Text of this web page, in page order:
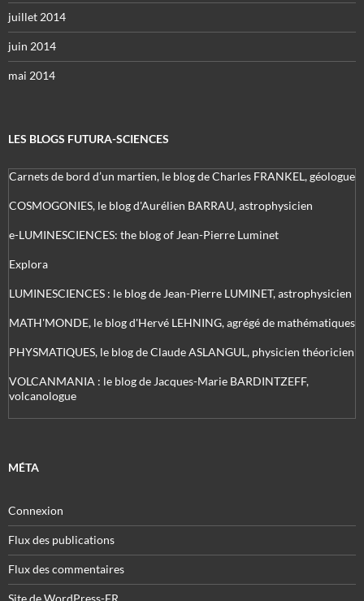
juillet 2014
juin 2014
mai 2014
LES BLOGS FUTURA-SCIENCES
Carnets de bord d’un martien, le blog de Charles FRANKEL, géologue
COSMOGONIES, le blog d'Aurélien BARRAU, astrophysicien
e-LUMINESCIENCES: the blog of Jean-Pierre Luminet
Explora
LUMINESCIENCES : le blog de Jean-Pierre LUMINET, astrophysicien
MATH'MONDE, le blog d'Hervé LEHNING, agrégé de mathématiques
PHYSMATIQUES, le blog de Claude ASLANGUL, physicien théoricien
VOLCANMANIA : le blog de Jacques-Marie BARDINTZEFF,
volcanologue
MÉTA
Connexion
Flux des publications
Flux des commentaires